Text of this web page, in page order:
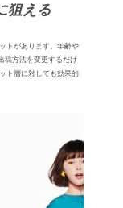
狙える
トがあります。年齢や
稿⽅法を変更するだけ
ト層に対しても効果的